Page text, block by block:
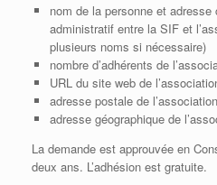
nom de la personne et
administratif entre la SIF et
plusieurs noms si nécessaire)
nombre d’adhérents de
URL du site web de
adresse postale de l’association
adresse géographique de
La demande est approuvée en
deux ans. L’adhésion est gratuite.